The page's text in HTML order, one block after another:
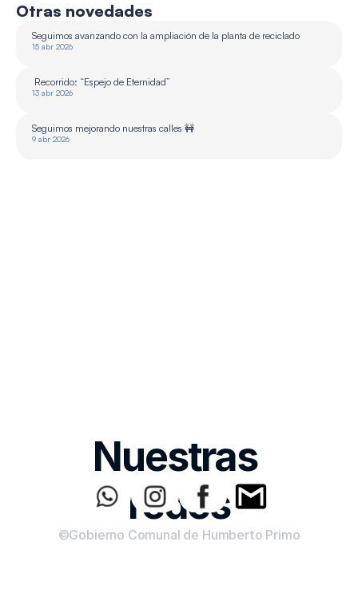
Otras novedades
Seguimos avanzando con la ampliación de la planta de reciclado
15 abr 2026
Recorrido: “Espejo de Eternidad”
13 abr 2026
Seguimos mejorando nuestras calles 🚧
9 abr 2026
Nuestras
redes
©Gobierno Comunal de Humberto Primo